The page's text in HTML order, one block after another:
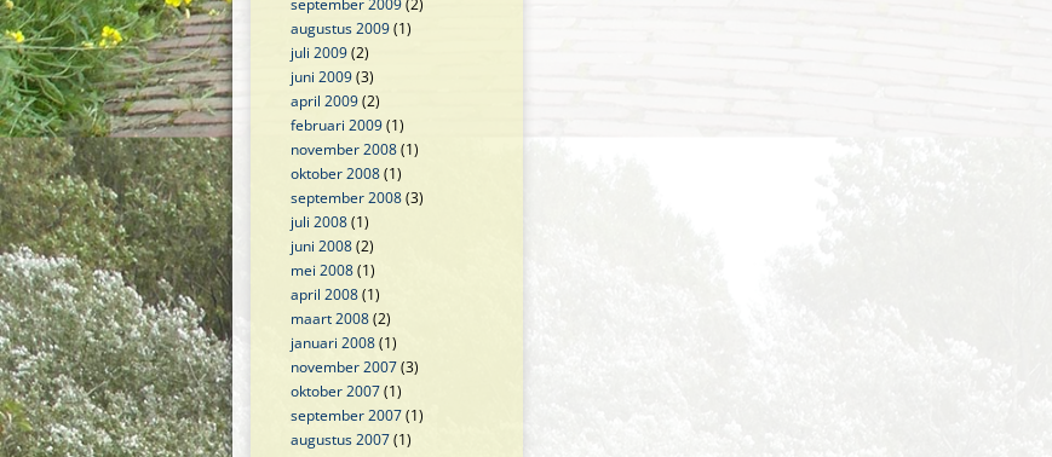
september 2009(2)
augustus 2009(1)
juli 2009(2)
juni 2009(3)
april 2009(2)
februari 2009(1)
november 2008(1)
oktober 2008(1)
september 2008(3)
juli 2008(1)
juni 2008(2)
mei 2008(1)
april 2008(1)
maart 2008(2)
januari 2008(1)
november 2007(3)
oktober 2007(1)
september 2007(1)
augustus 2007(1)